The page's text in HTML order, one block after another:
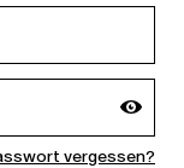
vergessen?